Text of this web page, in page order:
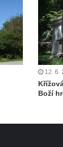
12. 6.
Boží